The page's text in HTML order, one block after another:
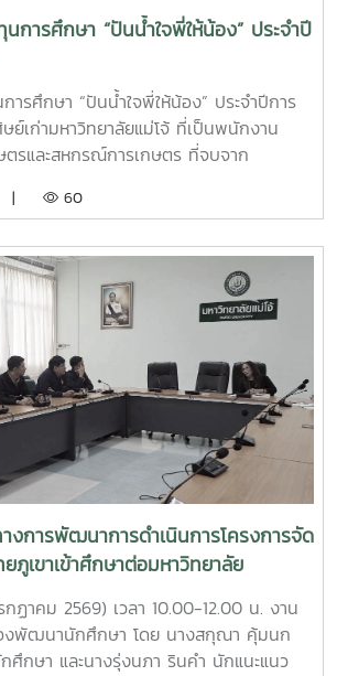
การศึกษา “ปันน้ำใจพี่ให้น้อง” ประจำปี
ารศึกษา “ปันน้ำใจพี่ให้น้อง” ประจำปีการ
ย์เก่ามหาวิทยาลัยแม่โจ้ ที่เป็นพนักงาน
ตรและสหกรณ์การเกษตร ที่จบจาก
อง” ครั้งที่ 5 เพื่อสนับสนุนเป็นค่าครองชีพ
นวน 250,000 บาท (สองแสนห้าหมื่นบาท
ารศึกษาให้แก่นักศึกษา ประจำปีการศึกษา
กษาต่อเนื่อง1. จัดสรรทุนการศึกษาต่อ
า 2568 จำนวน 9 ทุน2. จัดสรรทุนการศึกษา
ประจำปีการศึกษา 2569 จำนวน 11 ทุนทุน
(ให้ 1 ปีการศึกษา) 1. จัดสรรทุนการศึกษา
ม่ ประจำปีการศึกษา 2569 จำนวน 5 ทุน
- เชียงใหม่ จำนวน 3 ทุนมหาวิทยาลัยแม่โจ้
รติ จำนวน 1 ทุนและมหาวิทยาลัยแม่โจ้ -
ณสมบัติของผู้สมัครขอรับทุนการศึกษา1.
ริญญาตรีทุกชั้นปี ที่ลงทะเบียนเรียนภาค
ษา 25692. เป็นนักศึกษาขาดแคลนทุน
นนักศึกษาที่มีความประพฤติ เรียบร้อย และ
วินัยนักศึกษา3. ไม่เป็นนักศึกษาที่เป็น
องรัฐ หรือพนักงานรัฐวิสาหกิจ4.
รับทุนการศึกษาจากแหล่งทุนอื่น ๆ5. มีผล
| 60
งการพัฒนาการดำเนินการโครงการจัด
ภูเขาเข้าศึกษาต่อมหาวิทยาลัย
ฏาคม 2569) เวลา 10.00-12.00 น. งาน
งพัฒนานักศึกษา โดย นางสกุณา คุ้มนก
ศึกษา และนางรุ่งนภา รินคำ นักแนะแนว